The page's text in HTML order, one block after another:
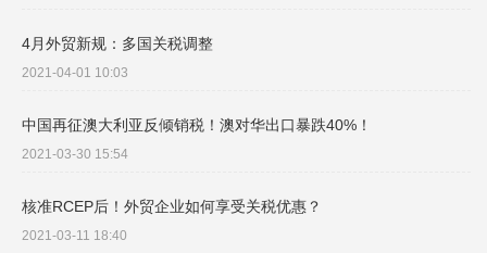
4月外贸新规：多国关税调整
2021-04-01 10:03
中国再征澳大利亚反倾销税！澳对华出口暴跌40%！
2021-03-30 15:54
核准RCEP后！外贸企业如何享受关税优惠？
2021-03-11 18:40